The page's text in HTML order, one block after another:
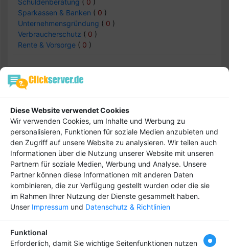
Schuldenberatung ( 0 )
Sparkassen & Banken ( 0 )
Unternehmensgründung ( 0 )
Verbraucherschutz ( 0 )
Rente & Vorsorge ( 0 )
Finanzen & Wirtschaft -> Börse
Einträge :0
keine Daten
Tipp
Hebe dich ab von
anderen ab und bringe
deinen Firmeneintrag
Premium-Eintrag schon
Diese Website verwendet Cookies
Wir verwenden Cookies, um Inhalte und Werbung zu
personalisieren, Funktionen für soziale Medien anzubieten und
den Zugriff auf unsere Website zu analysieren. Wir teilen auch
Informationen über die Nutzung unserer Website mit unseren
Partnern für soziale Medien, Werbung und Analyse. Unsere
Partner können diese Informationen mit anderen Daten
kombinieren, die zur Verfügung gestellt wurden oder die sie
im Rahmen Ihrer Nutzung der Dienste gesammelt haben.
Unser Impressum und Datenschutz & Richtlinien
Funktional
Erforderlich, damit Sie wichtige Seitenfunktionen nutzen